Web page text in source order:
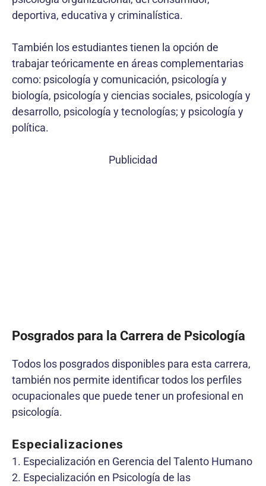
deportiva, educativa y criminalística.
También los estudiantes tienen la opción de
trabajar teóricamente en áreas complementarias
como: psicología y comunicación, psicología y
biología, psicología y ciencias sociales, psicología y
desarrollo, psicología y tecnologías; y psicología y
política.
Publicidad
Posgrados para la Carrera de Psicología
Todos los posgrados disponibles para esta carrera,
también nos permite identificar todos los perfiles
ocupacionales que puede tener un profesional en
psicología.
Especializaciones
1. Especialización en Gerencia del Talento Humano
2. Especialización en Psicología de las